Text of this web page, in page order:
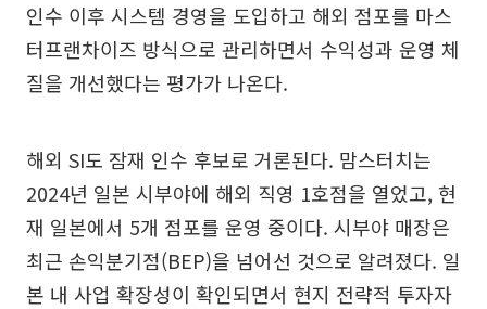
인수 이후 시스템 경영을 도입하고 해외 점포를 마스
터프랜차이즈 방식으로 관리하면서 수익성과 운영 체
질을 개선했다는 평가가 나온다.
해외 SI도 잠재 인수 후보로 거론된다. 맘스터치는
2024년 일본 시부야에 해외 직영 1호점을 열었고, 현
재 일본에서 5개 점포를 운영 중이다. 시부야 매장은
최근 손익분기점(BEP)을 넘어선 것으로 알려졌다. 일
본 내 사업 확장성이 확인되면서 현지 전략적 투자자